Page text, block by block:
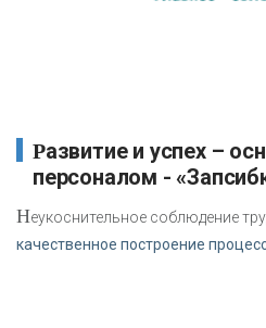
Развитие и успех – основа работы с
персоналом -
Неукоснительное соблюдение
качественное построение